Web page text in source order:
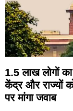
1.5 लाख लोगों
केंद्र और राज्यों
पर मांगा जवाब